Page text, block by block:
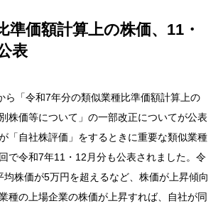
準価額計算上の株価、11・
表
ら「令和7年分の類似業種比準価額計算上の
株価等について」の一部改正についてが公表
「自社株評価」をするときに重要な類似業種
で令和7年11・12月分も公表されました。令
均株価が5万円を超えるなど、株価が上昇傾向
種の上場企業の株価が上昇すれば、自社が同